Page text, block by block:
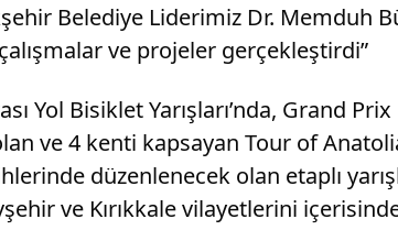
Belediye Liderimiz Dr. Memduh
ve projeler gerçekleştirdi”
Yol Bisiklet Yarışları’nda, Grand
ve 4 kenti kapsayan Tour of
düzenlenecek olan etaplı
ve Kırıkkale vilayetlerini